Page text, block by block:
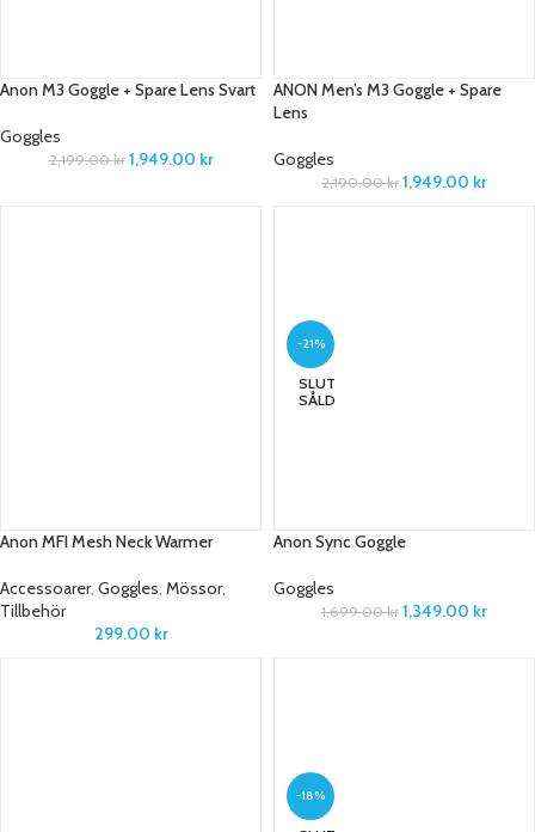
Anon M3 Goggle + Spare Lens Svart
Goggles
2,199.00kr 1,949.00 kr
ANON Men’s M3 Goggle + Spare
Lens
Goggles
2,190.00kr 1,949.00 kr
Anon MFI Mesh Neck Warmer
Accessoarer, Goggles, Mössor,
Tillbehör
299.00 kr
-21%
SLUT
SÅLD
Anon Sync Goggle
Goggles
1,699.00kr 1,349.00 kr
-18%